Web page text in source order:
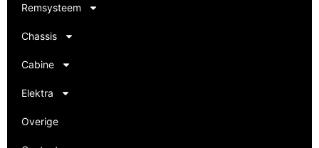
Remsysteem
Chassis
Cabine
Elektra
Overige